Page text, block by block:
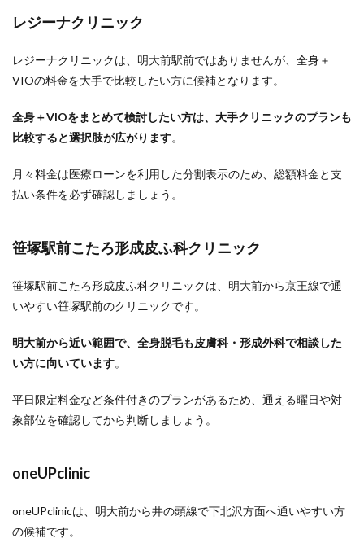
レジーナクリニック
レジーナクリニックは、明大前駅前ではありませんが、全身＋
VIOの料金を大手で比較したい方に候補となります。
全身＋VIOをまとめて検討したい方は、大手クリニックのプランも
比較すると選択肢が広がります。
月々料金は医療ローンを利用した分割表示のため、総額料金と支
払い条件を必ず確認しましょう。
笹塚駅前こたろ形成皮ふ科クリニック
笹塚駅前こたろ形成皮ふ科クリニックは、明大前から京王線で通
いやすい笹塚駅前のクリニックです。
明大前から近い範囲で、全身脱毛も皮膚科・形成外科で相談した
い方に向いています。
平日限定料金など条件付きのプランがあるため、通える曜日や対
象部位を確認してから判断しましょう。
oneUPclinic
oneUPclinicは、明大前から井の頭線で下北沢方面へ通いやすい方
の候補です。